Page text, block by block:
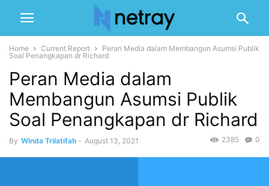
Home Current Report
Peran Media dalam Membangun Asumsi Publik
Soal Penangkapan dr Richard
Peran Media dalam
Membangun Asumsi Publik
Soal Penangkapan dr Richard
By Winda Trilatifah - August 13, 2021 0
2385